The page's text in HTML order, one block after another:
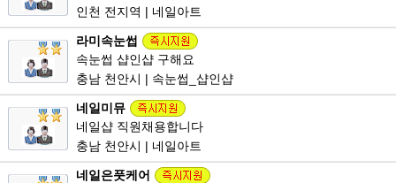
인천 전지역 | 네일아트
라미속눈썹
속눈썹 샵인샵 구해요
충남 천안시 | 속눈썹_샵인샵
네일미뮤
네일샵 직원채용합니다
충남 천안시 | 네일아트
네일은풋케어